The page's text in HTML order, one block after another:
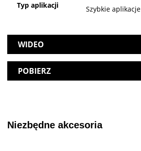
WIDEO
POBIERZ
Typ aplikacji Szybkie aplikacje
Niezbędne akcesoria